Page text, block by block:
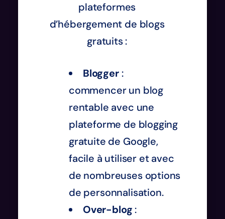
plateformes
d’hébergement de blogs
gratuits :
Blogger:
commencer un blog
rentable avec une
plateforme de blogging
gratuite de Google,
facile à utiliser et avec
de nombreuses options
de personnalisation.
Over-blog :